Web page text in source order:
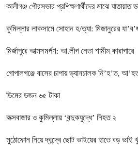
কালীগঞ্জ পৌরসভার প্রশিক্ষণার্থীদের মাঝে
কুমিল্লার লাকসামে সোহান হ/ত্যা: মিজানুরের
মির্জাপুরে আত্মসমর্পণ: আ.লীগ নেতা শামীম কারাগারে
গোপালগঞ্জে বাসের চাপায় ভ্যানচালক নি’হ’ত,
ডিমের ডজন ৬৫ টাকা
কক্সবাজার ও কুমিল্লায় ‘বন্দুকযুদ্ধে’ নিহত ২
মুঠোফোন নিয়ে দ্বন্দ্বে ছোট ভাইয়ের হাতে বড় ভাই